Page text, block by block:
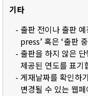
기타
- 출판 전이나 출판
press’ 혹은 ‘출판
- 출판을 하지 않은
제공된 연도를 표기
- 게재날짜를 확인하
변경될 수 있는 웹